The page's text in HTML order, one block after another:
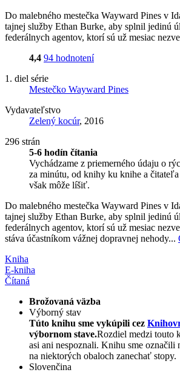
Do malebného mestečka Wayward Pines v
tajnej služby Ethan Burke, aby splnil jedinú
federálnych agentov, ktorí sú už mesiac
4,4 94 hodnotení
1. diel série
Mestečko Wayward Pines
Vydavateľstvo
Zelený kocúr, 2016
296 strán
5-6 hodín čítania
Vychádzame z priemerného údaju o
za minútu, od knihy ku knihe a
však môže líšiť.
Do malebného mestečka Wayward Pines v
tajnej služby Ethan Burke, aby splnil jedinú
federálnych agentov, ktorí sú už mesiac
stáva účastníkom vážnej dopravnej nehody...
Kniha
E-kniha
Čítaná
Brožovaná väzba
Výborný stav
Túto knihu sme vykúpili cez
výbornom stave.Rozdiel medzi touto
asi ani nespoznali. Knihu sme označili
na niektorých obaloch zanechať stopy.
Slovenčina